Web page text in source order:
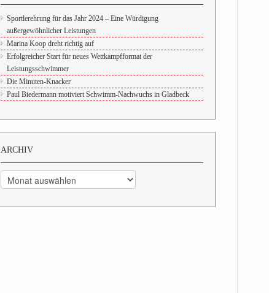
Sportlerehrung für das Jahr 2024 – Eine Würdigung
außergewöhnlicher Leistungen
Marina Koop dreht richtig auf
Erfolgreicher Start für neues Wettkampfformat der
Leistungsschwimmer
Die Minuten-Knacker
Paul Biedermann motiviert Schwimm-Nachwuchs in Gladbeck
ARCHIV
Archiv